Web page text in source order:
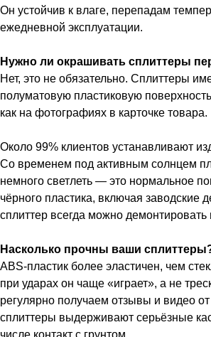
Он устойчив к влаге, перепадам
ежедневной эксплуатации.
Нужно ли окрашивать сплиттеры
Нет, это не обязательно. Сплиттеры
полуматовую пластиковую
как на фотографиях в карточке товара.
Около 99% клиентов устанавливают
Со временем под активным солнцем
немного светлеть — это нормальное
чёрного пластика, включая заводские
сплиттер всегда можно демонтировать
Насколько прочны ваши
ABS-пластик более эластичен, чем
при ударах он чаще «играет», а не
регулярно получаем отзывы и видео от
сплиттеры выдерживают серьёзные
числе контакт с грунтом.